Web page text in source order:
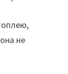
не